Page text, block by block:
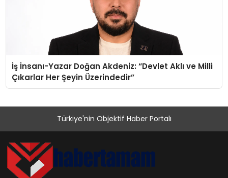
İş İnsanı-Yazar Doğan Akdeniz: “Devlet Aklı ve Milli
Çıkarlar Her Şeyin Üzerindedir”
Türkiye'nin Objektif Haber Portalı